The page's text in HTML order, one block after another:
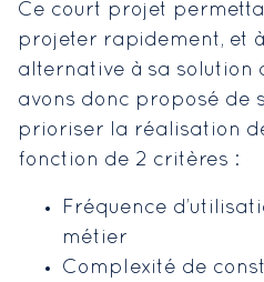
Ce court projet
projeter rapidement, et
alternative à sa solution
avons donc proposé de
prioriser la réalisation
fonction de 2 critères :
Fréquence
métier
Complexité de